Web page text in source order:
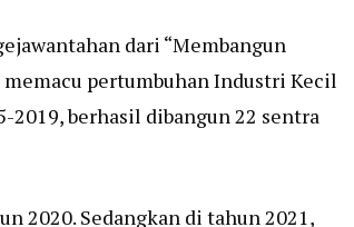
dari “Membangun
pertumbuhan Industri Kecil
2019, berhasil dibangun 22 sentra
2020. Sedangkan di tahun 2021,